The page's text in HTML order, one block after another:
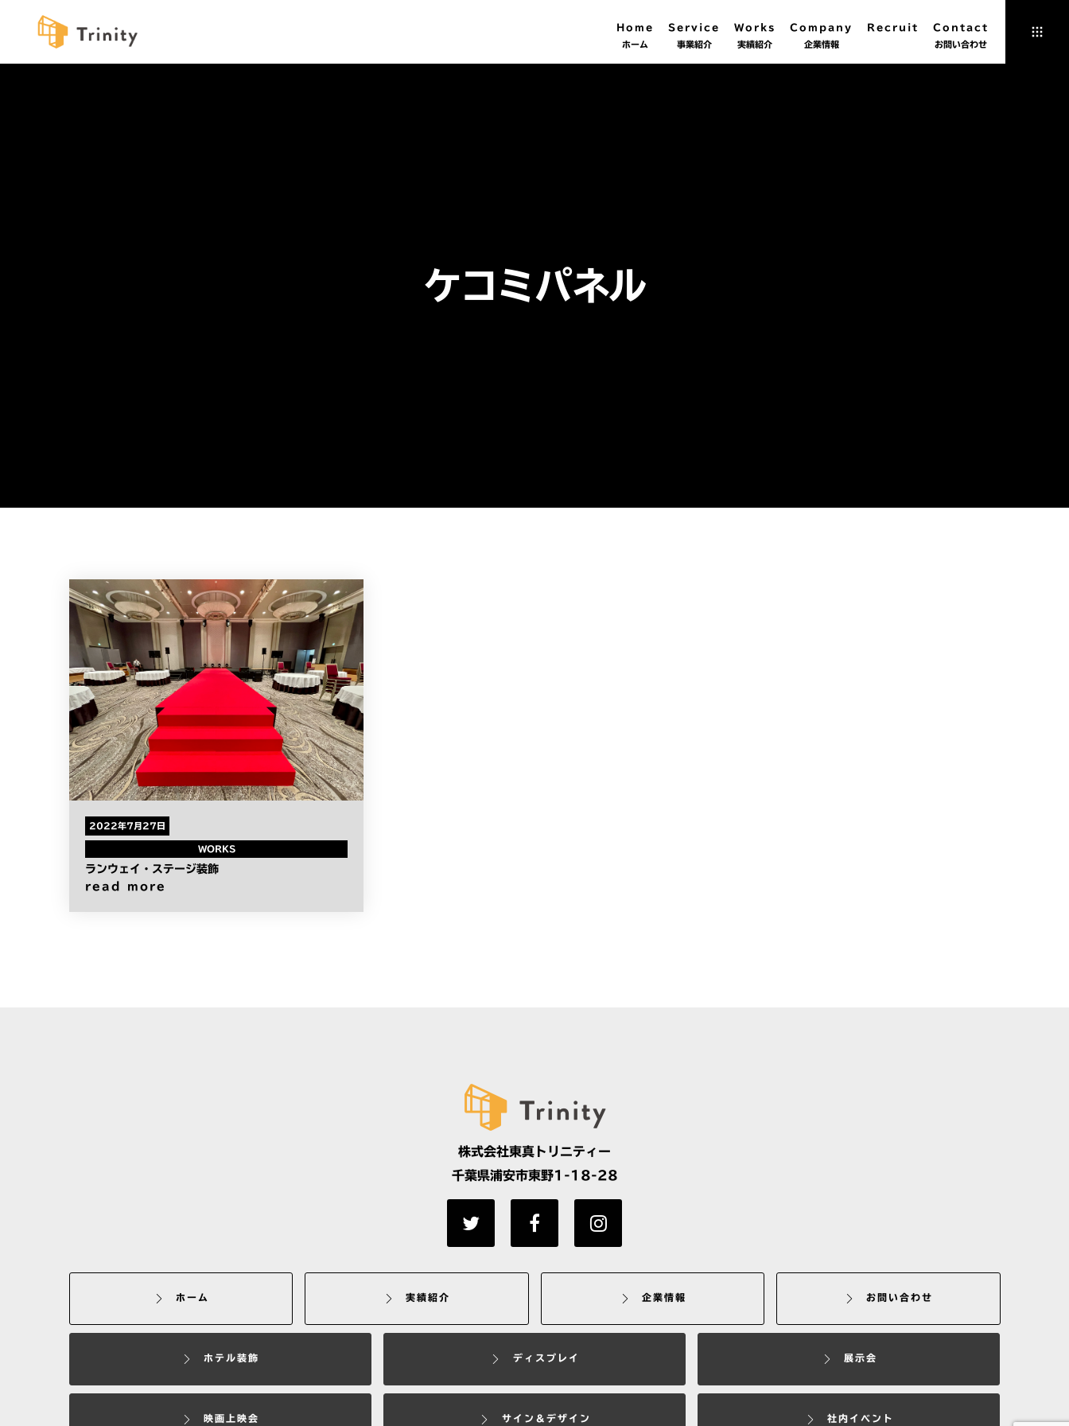
Home
ホーム
Service
事業紹介
Works
実績紹介
Company
企業情報
Recruit Contact
お問い合わせ
ケコミパネル
2022年7月27日
WORKS
ランウェイ・ステージ装飾
read more
株式会社東真トリニティー
千葉県浦安市東野1-18-28
ホーム 実績紹介 企業情報 お問い合わせ
ホテル装飾 ディスプレイ 展示会
映画上映会 サイン＆デザイン 社内イベント